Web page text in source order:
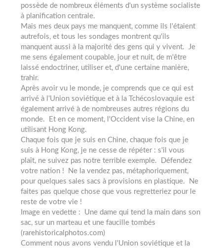
possède de nombreux éléments d'un système socialiste
à planification centrale.
Mais mes deux pays me manquent, comme ils l'étaient
autrefois, et tous les sondages montrent qu'ils
manquent aussi à la majorité des gens qui y vivent. Je
me sens également coupable, jour et nuit, de m'être
laissé endoctriner, utiliser et, d'une certaine manière,
trahir.
Après avoir vu le monde, je comprends que ce qui est
arrivé à l'Union soviétique et à la Tchécoslovaquie est
également arrivé à de nombreuses autres régions du
monde. Et en ce moment, l'Occident vise la Chine, en
utilisant Hong Kong.
Chaque fois que je suis en Chine, chaque fois que je
suis à Hong Kong, je ne cesse de répéter : s'il vous
plaît, ne suivez pas notre terrible exemple. Défendez
votre nation ! Ne la vendez pas, métaphoriquement,
pour quelques sales sacs à provisions en plastique. Ne
faites pas quelque chose que vous regretteriez pour le
reste de votre vie !
Image en vedette : Une dame qui tend la main dans son
sac, sur un marteau et une faucille tombés
(rarehistoricalphotos.com)
Comment nous avons vendu l'Union soviétique et la